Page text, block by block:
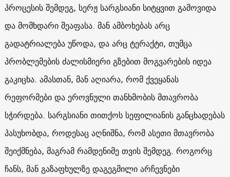
პროცესის შემდეგ, სერჟ სარგსიანი სიტყვით გამოვიდა
და მომხდარი შეაფასა. მან ამბოხებას არც
გადატრიალება უწოდა, და არც ტერაქტი, თუმცა
პრობლემების ძალისმიერი გზებით მოგვარების იდეა
გაკიცხა. ამასთან, მან აღიარა, რომ ქვეყანას
რეფორმები და ეროვნული თანხმობის მთავრობა
სჭირდება. სარგსიანი თითქოს სეფილიანის განცხადებას
პასუხობდა, როდესაც აღნიშნა, რომ ასეთი მთავრობა
შეიქმნება, მაგრამ რამდენიმე თვის შემდეგ. როგორც
ჩანს, მან გაზაფხულზე დაგეგმილი არჩევნები